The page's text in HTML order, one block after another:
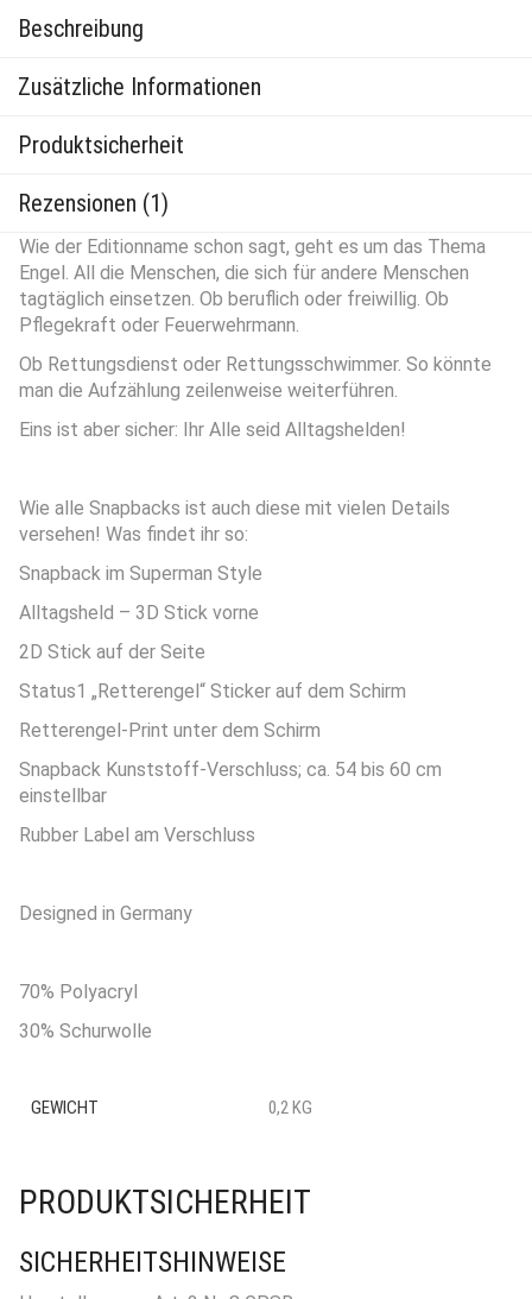
Beschreibung
Zusätzliche Informationen
Produktsicherheit
Rezensionen (1)
Wie der Editionname schon sagt, geht es um das Thema
Engel. All die Menschen, die sich für andere Menschen
tagtäglich einsetzen. Ob beruflich oder freiwillig. Ob
Pflegekraft oder Feuerwehrmann.
Ob Rettungsdienst oder Rettungsschwimmer. So könnte
man die Aufzählung zeilenweise weiterführen.
Eins ist aber sicher: Ihr Alle seid Alltagshelden!
Wie alle Snapbacks ist auch diese mit vielen Details
versehen! Was findet ihr so:
Snapback im Superman Style
Alltagsheld – 3D Stick vorne
2D Stick auf der Seite
Status1 „Retterengel“ Sticker auf dem Schirm
Retterengel-Print unter dem Schirm
Snapback Kunststoff-Verschluss; ca. 54 bis 60 cm
einstellbar
Rubber Label am Verschluss
Designed in Germany
70% Polyacryl
30% Schurwolle
GEWICHT 0,2 KG
PRODUKTSICHERHEIT
SICHERHEITSHINWEISE